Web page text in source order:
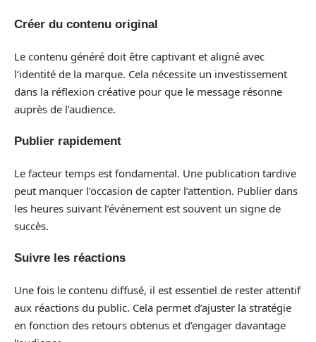
Créer du contenu original
Le contenu généré doit être captivant et aligné avec
l’identité de la marque. Cela nécessite un investissement
dans la réflexion créative pour que le message résonne
auprès de l’audience.
Publier rapidement
Le facteur temps est fondamental. Une publication tardive
peut manquer l’occasion de capter l’attention. Publier dans
les heures suivant l’événement est souvent un signe de
succès.
Suivre les réactions
Une fois le contenu diffusé, il est essentiel de rester attentif
aux réactions du public. Cela permet d’ajuster la stratégie
en fonction des retours obtenus et d’engager davantage